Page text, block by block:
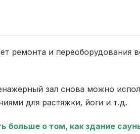
ремонта и переоборудования
зал снова можно
для растяжки, йоги и т.д.
больше о том, как здание